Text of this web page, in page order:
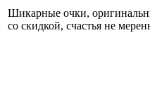
Шикарные очки,
со скидкой, счастья не